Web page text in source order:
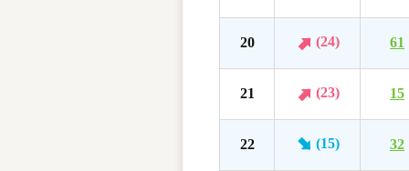
20 (24) 61
21 (23) 15
22 (15) 32